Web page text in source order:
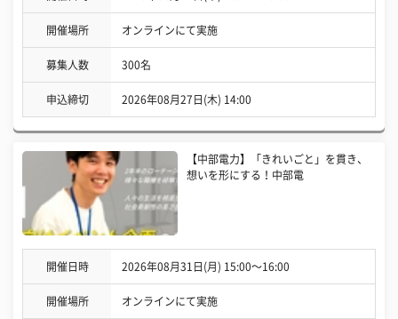
開催場所 オンラインにて実施
募集人数 300名
申込締切 2026年08月27日(木) 14:00
【中部電力】「きれいごと」を貫き、
想いを形にする！中部電
開催日時 2026年08月31日(月) 15:00〜16:00
開催場所 オンラインにて実施